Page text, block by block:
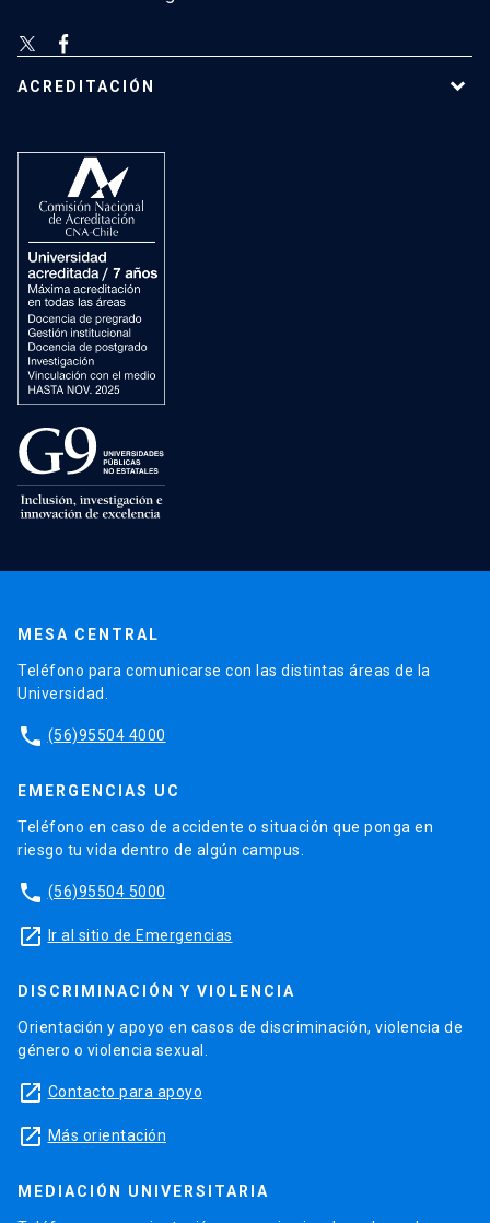
ACREDITACIÓN
MESA CENTRAL
Teléfono para comunicarse con las distintas áreas de la
Universidad.
phone (56)95504 4000
EMERGENCIAS UC
Teléfono en caso de accidente o situación que ponga en
riesgo tu vida dentro de algún campus.
phone (56)95504 5000
launch Ir al sitio de Emergencias
DISCRIMINACIÓN Y VIOLENCIA
Orientación y apoyo en casos de discriminación, violencia de
género o violencia sexual.
launch Contacto para apoyo
launch Más orientación
MEDIACIÓN UNIVERSITARIA